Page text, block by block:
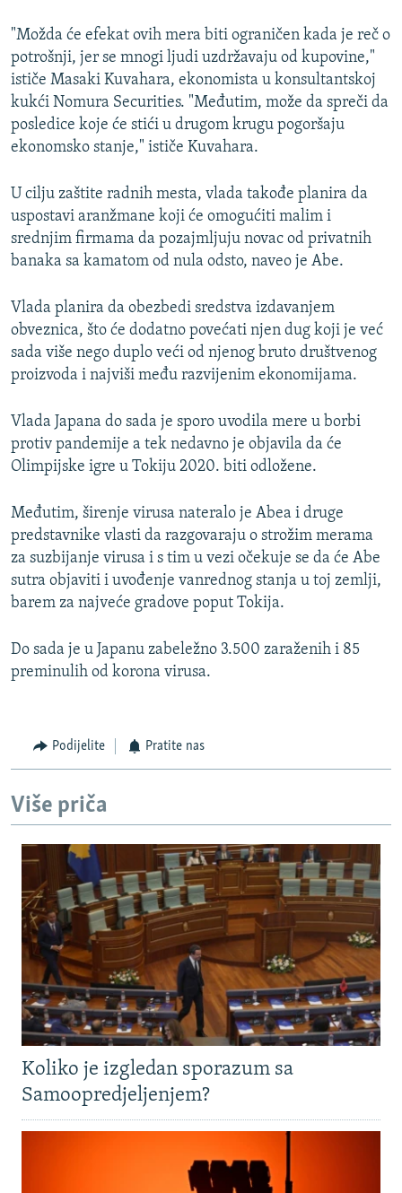
"Možda će efekat ovih mera biti ograničen kada je reč o
potrošnji, jer se mnogi ljudi uzdržavaju od kupovine,"
ističe Masaki Kuvahara, ekonomista u konsultantskoj
kukći Nomura Securities. "Međutim, može da spreči da
posledice koje će stići u drugom krugu pogoršaju
ekonomsko stanje," ističe Kuvahara.
U cilju zaštite radnih mesta, vlada takođe planira da
uspostavi aranžmane koji će omogućiti malim i
srednjim firmama da pozajmljuju novac od privatnih
banaka sa kamatom od nula odsto, naveo je Abe.
Vlada planira da obezbedi sredstva izdavanjem
obveznica, što će dodatno povećati njen dug koji je već
sada više nego duplo veći od njenog bruto društvenog
proizvoda i najviši među razvijenim ekonomijama.
Vlada Japana do sada je sporo uvodila mere u borbi
protiv pandemije a tek nedavno je objavila da će
Olimpijske igre u Tokiju 2020. biti odložene.
Međutim, širenje virusa nateralo je Abea i druge
predstavnike vlasti da razgovaraju o strožim merama
za suzbijanje virusa i s tim u vezi očekuje se da će Abe
sutra objaviti i uvođenje vanrednog stanja u toj zemlji,
barem za najveće gradove poput Tokija.
Do sada je u Japanu zabeležno 3.500 zaraženih i 85
preminulih od korona virusa.
Podijelite Pratite nas
Više priča
Koliko je izgledan sporazum sa
Samoopredjeljenjem?